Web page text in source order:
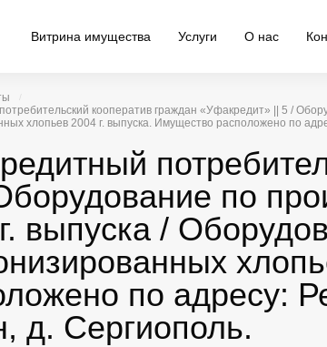
Витрина имущества Услуги О нас
кооператив граждан «Уфакредит» || 5 /
хлопьев 2004 г. выпуска. Имущество расположено по
по
выпуска /
по адресу:
д. Сергиополь.